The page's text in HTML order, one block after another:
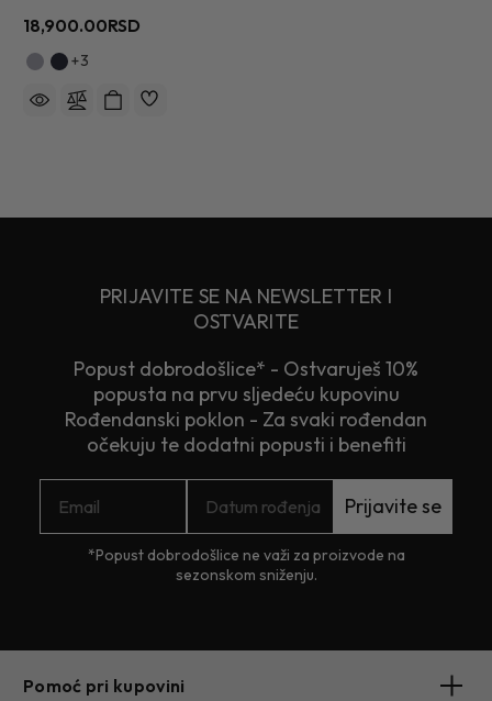
18,900.00RSD
+3
PRIJAVITE SE NA NEWSLETTER I
OSTVARITE
Popust dobrodošlice* - Ostvaruješ 10%
popusta na prvu sljedeću kupovinu
Rođendanski poklon - Za svaki rođendan
očekuju te dodatni popusti i benefiti
Prijavite se
*Popust dobrodošlice ne važi za proizvode na
sezonskom sniženju.
Pomoć pri kupovini